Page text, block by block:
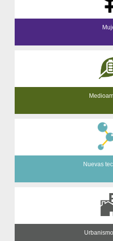
Nuevas